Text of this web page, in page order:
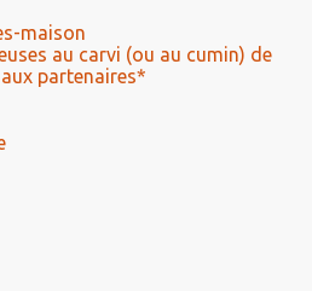
maison
au carvi (ou au cumin) de
partenaires*